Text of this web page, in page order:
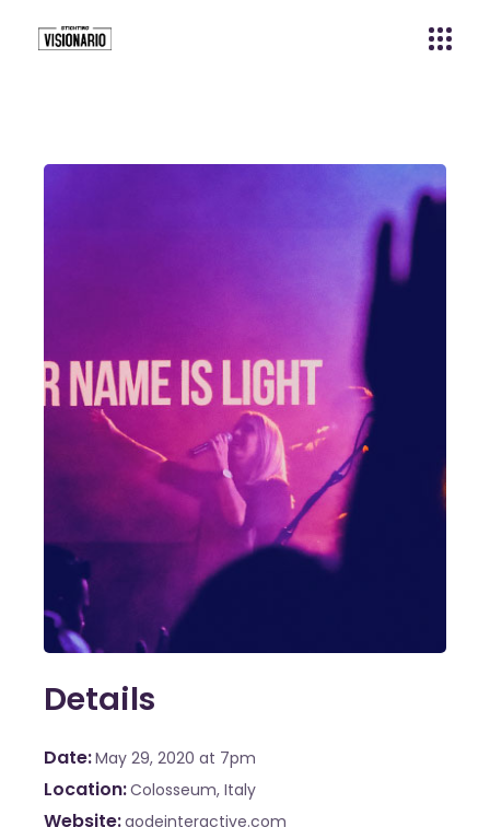
Details
Date May 29, 2020 at 7pm
Location Colosseum, Italy
Website qodeinteractive.com